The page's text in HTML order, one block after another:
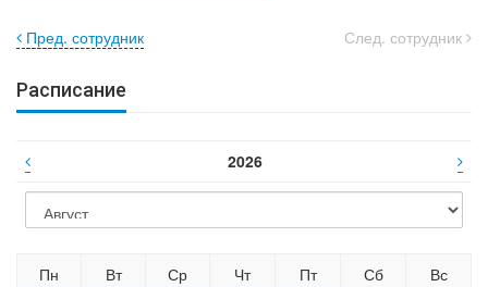
След. сотрудник
Пред. сотрудник
Расписание
2026
Пн Вт Ср Чт Пт Сб
Вс